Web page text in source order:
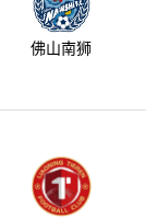
佛山南狮